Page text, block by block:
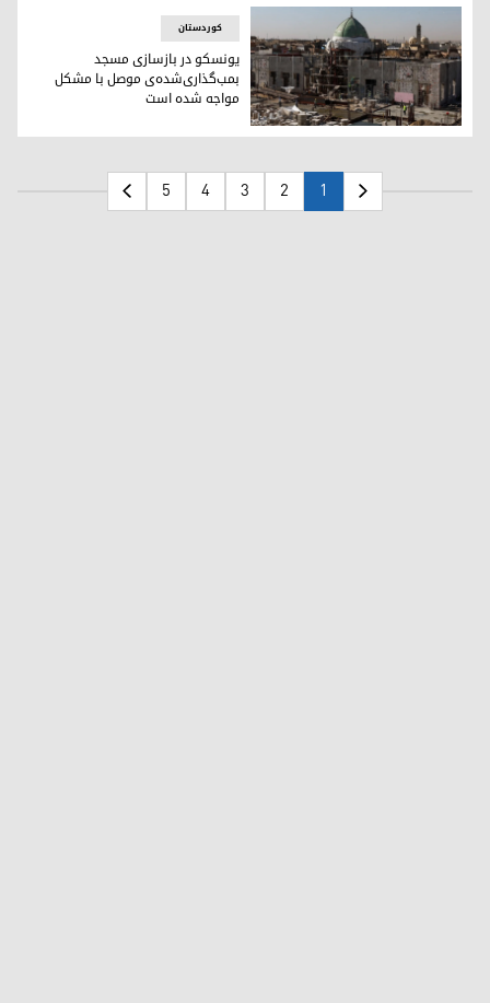
بازسازی مسجد نوری در موصل
کوردستان
یونسکو در بازسازی مسجد
بمب‌گذاری‌شده‌ی موصل با مشکل
مواجه شده است
1
2
3
4
5